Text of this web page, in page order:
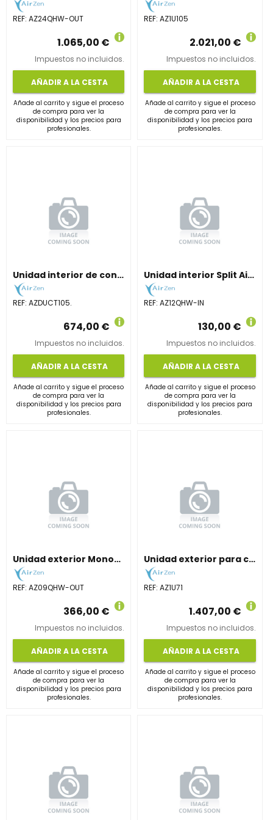
REF: AZ24QHW-OUT
1.065,00 €
Impuestos no incluidos.
AÑADIR A LA CESTA
Añade al carrito y sigue el proceso
de compra para ver la
disponibilidad y los precios para
profesionales.
REF:AZ1U105
2.021,00 €
Impuestos no incluidos.
AÑADIR A LA CESTA
Añade al carrito y sigue el proceso
de compra para ver la
disponibilidad y los precios para
profesionales.
Unidad interior de conductos 9,5 kW. Gran caudal de aire.
REF: AZDUCT105.
674,00 €
Impuestos no incluidos.
AÑADIR A LA CESTA
Añade al carrito y sigue el proceso
de compra para ver la
disponibilidad y los precios para
profesionales.
Unidad interior Split AirZen de 3,2 kW. Eficiente y silenciosa.
REF:AZ12QHW-IN
130,00 €
Impuestos no incluidos.
AÑADIR A LA CESTA
Añade al carrito y sigue el proceso
de compra para ver la
disponibilidad y los precios para
profesionales.
Unidad exterior Monosplit de 2,6 kW. Gas R32 y alta eficiencia.
REF: AZ09QHW-OUT
366,00 €
Impuestos no incluidos.
AÑADIR A LA CESTA
Añade al carrito y sigue el proceso
de compra para ver la
disponibilidad y los precios para
profesionales.
Unidad exterior para conductos de 7,1 kW. Rendimiento A++.
REF:AZ1U71
1.407,00 €
Impuestos no incluidos.
AÑADIR A LA CESTA
Añade al carrito y sigue el proceso
de compra para ver la
disponibilidad y los precios para
profesionales.